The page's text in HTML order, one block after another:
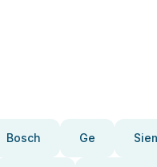
Bosch Ge